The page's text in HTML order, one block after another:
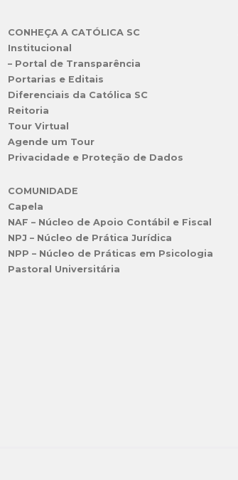
CONHEÇA A CATÓLICA SC
Institucional
– Portal de Transparência
Portarias e Editais
Diferenciais da Católica SC
Reitoria
Tour Virtual
Agende um Tour
Privacidade e Proteção de Dados
COMUNIDADE
Capela
NAF – Núcleo de Apoio Contábil e Fiscal
NPJ – Núcleo de Prática Jurídica
NPP – Núcleo de Práticas em Psicologia
Pastoral Universitária